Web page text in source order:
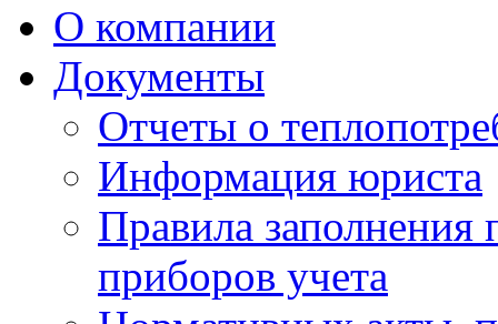
О компании
Документы
Отчеты о
Информация юриста
Правила заполнения
приборов учета